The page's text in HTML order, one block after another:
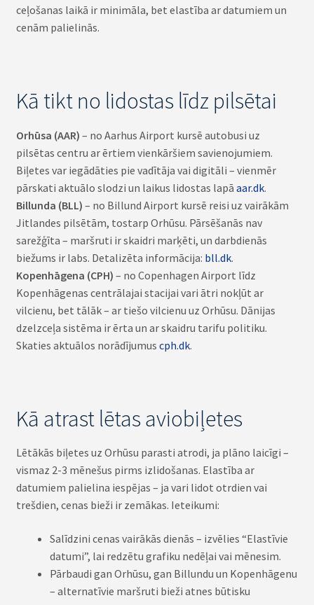
ceļošanas laikā ir minimāla, bet elastība ar datumiem un
cenām palielinās.
Kā tikt no lidostas līdz pilsētai
Orhūsa (AAR) – no Aarhus Airport kursē autobusi uz
pilsētas centru ar ērtiem vienkāršiem savienojumiem.
Biļetes var iegādāties pie vadītāja vai digitāli – vienmēr
pārskati aktuālo slodzi un laikus lidostas lapā aar.dk.
Billunda (BLL) – no Billund Airport kursē reisi uz vairākām
Jitlandes pilsētām, tostarp Orhūsu. Pārsēšanās nav
sarežģīta – maršruti ir skaidri marķēti, un darbdienās
biežums ir labs. Detalizēta informācija: bll.dk.
Kopenhāgena (CPH) – no Copenhagen Airport līdz
Kopenhāgenas centrālajai stacijai vari ātri nokļūt ar
vilcienu, bet tālāk – ar tiešo vilcienu uz Orhūsu. Dānijas
dzelzceļa sistēma ir ērta un ar skaidru tarifu politiku.
Skaties aktuālos norādījumus cph.dk.
Kā atrast lētas aviobiļetes
Lētākās biļetes uz Orhūsu parasti atrodi, ja plāno laicīgi –
vismaz 2-3 mēnešus pirms izlidošanas. Elastība ar
datumiem palielina iespējas – ja vari lidot otrdien vai
trešdien, cenas bieži ir zemākas. Ieteikumi:
Salīdzini cenas vairākās dienās – izvēlies “Elastīvie
datumi”, lai redzētu grafiku nedēļai vai mēnesim.
Pārbaudi gan Orhūsu, gan Billundu un Kopenhāgenu
– alternatīvie maršruti bieži atnes būtisku